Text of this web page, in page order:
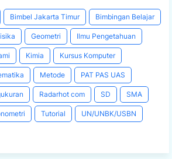
Bimbel Jakarta Timur Bimbingan Belajar
Geometri Ilmu Pengetahuan
Kimia Kursus Komputer
Metode PAT PAS UAS
Radarhot com SD SMA
Tutorial UN/UNBK/USBN